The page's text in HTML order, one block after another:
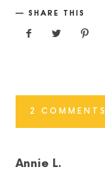
SHARE THIS
2 COMMENTS
Annie L.